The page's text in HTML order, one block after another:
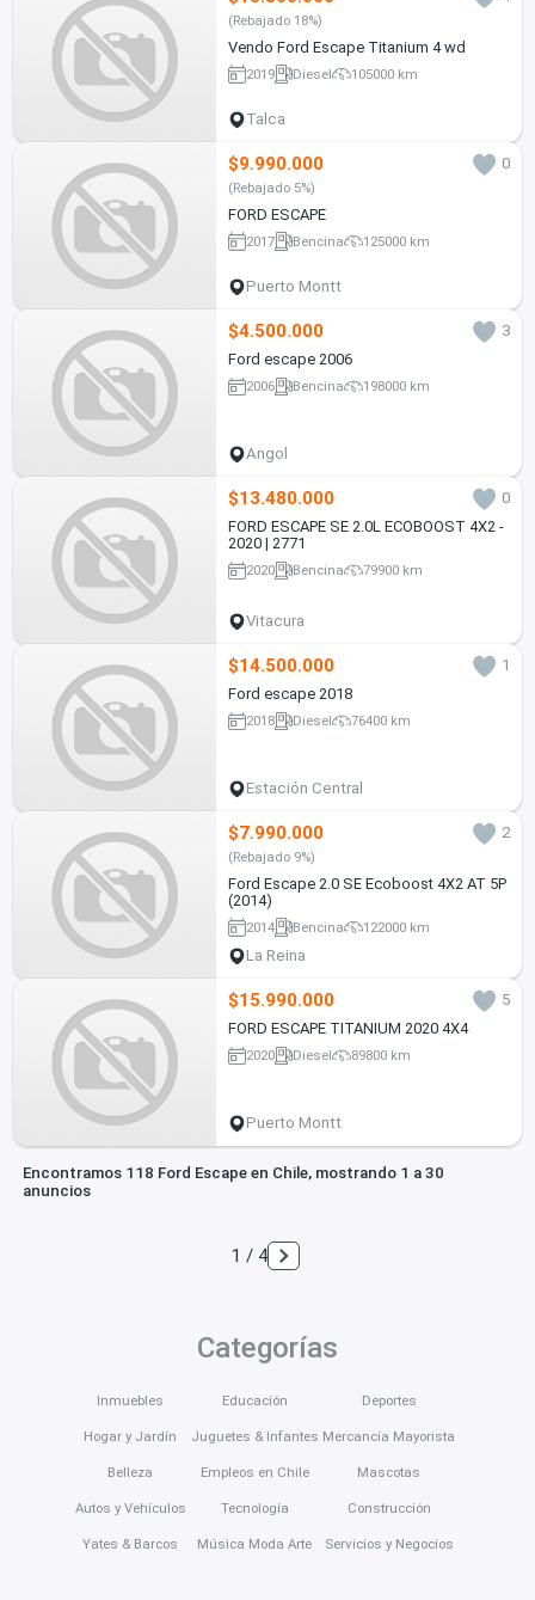
(Rebajado 18%)
Vendo Ford Escape Titanium 4 wd
2019 Diesel 105000 km
Talca
$9.990.000 0
(Rebajado 5%)
FORD ESCAPE
2017 Bencina 125000 km
Puerto Montt
$4.500.000
3
Ford escape 2006
2006 Bencina 198000 km
Angol
$13.480.000
0
FORD ESCAPE SE 2.0L ECOBOOST 4X2 -
2020 | 2771
2020 Bencina 79900 km
Vitacura
$14.500.000
1
Ford escape 2018
2018 Diesel 76400 km
Estación Central
$7.990.000 2
(Rebajado 9%)
Ford Escape 2.0 SE Ecoboost 4X2 AT 5P
(2014)
2014 Bencina 122000 km
La Reina
$15.990.000
5
FORD ESCAPE TITANIUM 2020 4X4
2020 Diesel 89800 km
Puerto Montt
Encontramos 118 Ford Escape en Chile, mostrando 1 a 30
anuncios
1 / 4
Categorías
Inmuebles
Hogar y Jardín
Belleza
Autos y Vehículos
Yates & Barcos
Educación
Juguetes & Infantes
Empleos en Chile
Tecnología
Música Moda Arte
Deportes
Mercancía Mayorista
Mascotas
Construcción
Servicios y Negocios